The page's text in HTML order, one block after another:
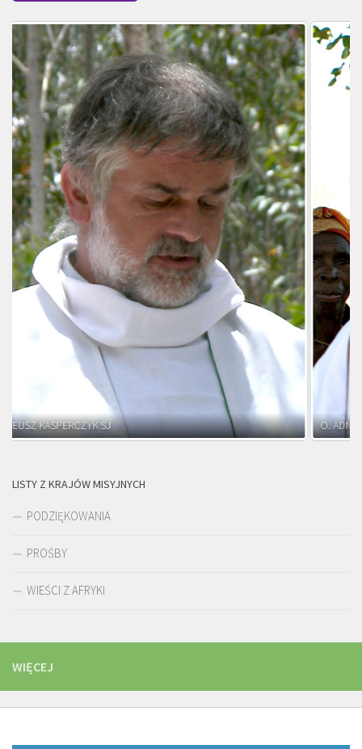
O. ADNRZEJ LEŚNIARA SJ
LISTY Z KRAJÓW MISYJNYCH
PODZIĘKOWANIA
PROŚBY
WIEŚCI Z AFRYKI
WIĘCEJ